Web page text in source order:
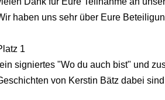
haben uns sehr über Eure
1
signiertes "Wo du auch bist" und
von Kerstin Bätz dabei